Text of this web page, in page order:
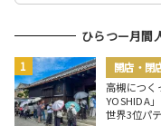
ひらつー月間
開店・閉
高槻につく
YOSHIDA
世界3位パ